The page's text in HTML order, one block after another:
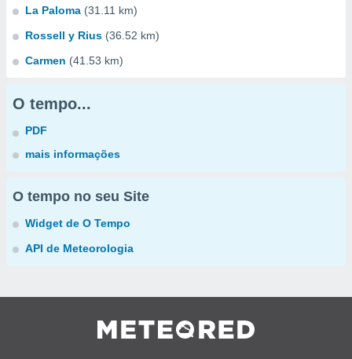
La Paloma (31.11 km)
Rossell y Rius (36.52 km)
Carmen (41.53 km)
O tempo...
PDF
mais informações
O tempo no seu Site
Widget de O Tempo
API de Meteorologia